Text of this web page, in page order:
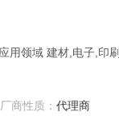
厂商性质：代理商